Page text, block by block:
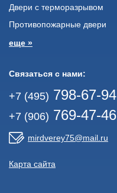
Двери с терморазрывом
Противопожарные двери
еще »
Связаться с нами:
+7 (495) 798-67-94
+7 (906) 769-47-46
mirdverey75@mail.ru
Карта сайта